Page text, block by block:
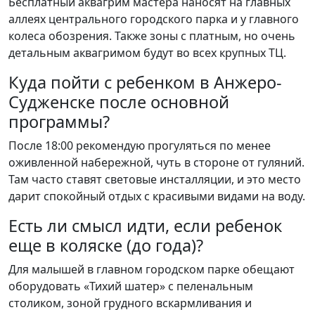
аллеях центрального городского парка и у главного
колеса обозрения. Также зоны с платным, но очень
детальным аквагримом будут во всех крупных ТЦ.
Куда пойти с ребенком в Анжеро-
Судженске после основной
программы?
После 18:00 рекомендую прогуляться по менее
оживленной набережной, чуть в стороне от гуляний.
Там часто ставят световые инсталляции, и это место
дарит спокойный отдых с красивыми видами на воду.
Есть ли смысл идти, если ребенок
еще в коляске (до года)?
Для малышей в главном городском парке обещают
оборудовать «Тихий шатер» с пеленальным
столиком, зоной грудного вскармливания и